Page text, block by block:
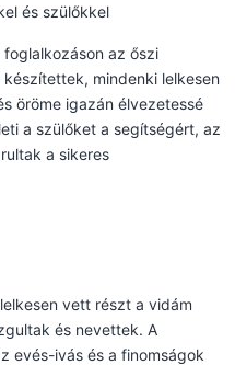
és szülőkkel
az őszi
mindenki lelkesen
öröme igazán élvezetessé
a szülőket a segítségért, az
a sikeres
vett részt a vidám
és nevettek. A
evés-ivás és a finomságok